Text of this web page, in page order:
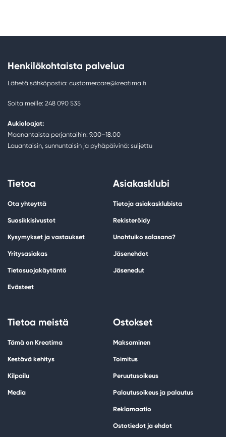
Henkilökohtaista palvelua
Lähetä sähköpostia: customercare@kreatima.fi
Soita meille: 248 090 535
Aukioloajat:
Maanantaista perjantaihin: 9.00–18.00
Lauantaisin, sunnuntaisin ja pyhäpäivinä: suljettu
Tietoa
Ota yhteyttä
Suosikkisivustot
Kysymykset ja vastaukset
Yritysasiakas
Tietosuojakäytäntö
Evästeet
Asiakasklubi
Tietoja asiakasklubista
Rekisteröidy
Unohtuiko salasana?
Jäsenehdot
Jäsenedut
Tietoa meistä
Tämä on Kreatima
Kestävä kehitys
Kilpailu
Media
Ostokset
Maksaminen
Toimitus
Peruutusoikeus
Palautusoikeus ja palautus
Reklamaatio
Ostotiedot ja ehdot